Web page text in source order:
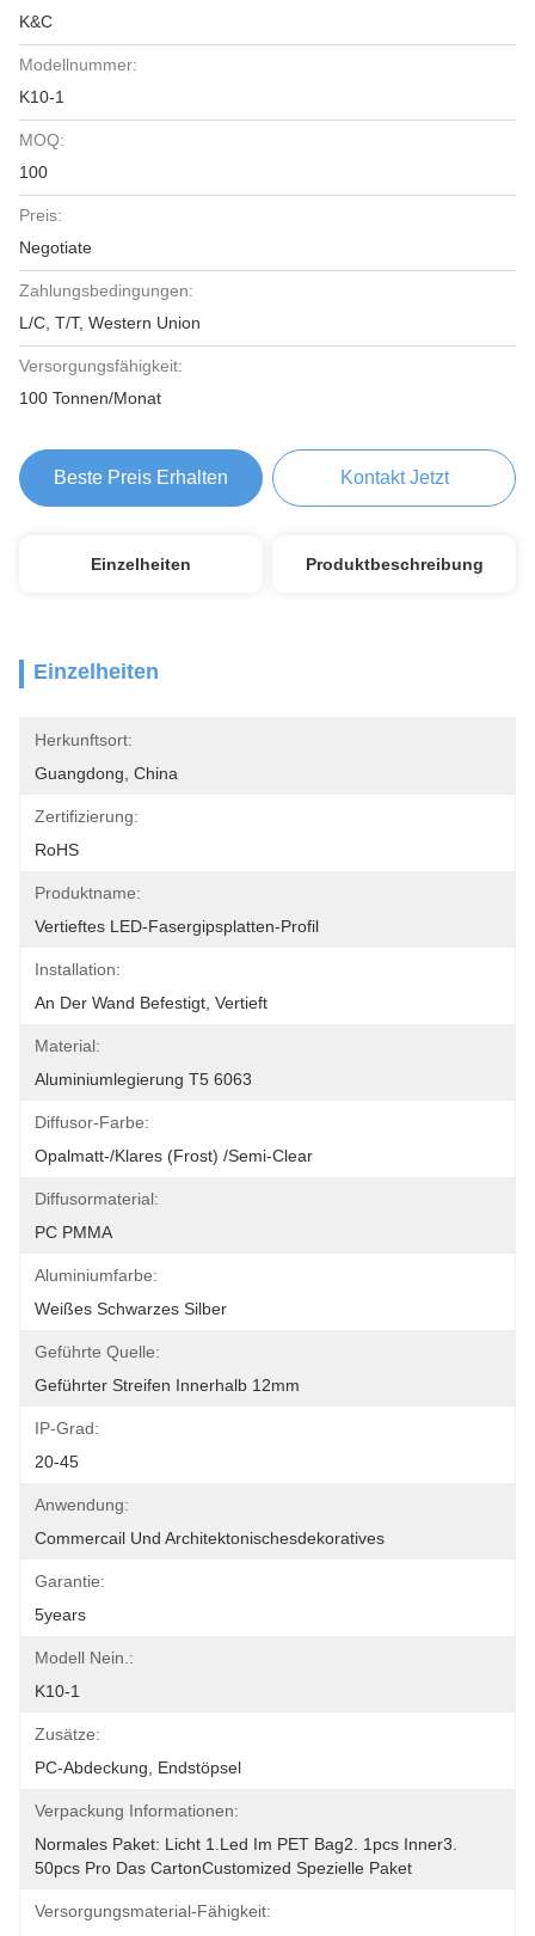
K&C
Modellnummer:
K10-1
MOQ:
100
Preis:
Negotiate
Zahlungsbedingungen:
L/C, T/T, Western Union
Versorgungsfähigkeit:
100 Tonnen/Monat
Beste Preis Erhalten Kontakt Jetzt
Einzelheiten Produktbeschreibung
Einzelheiten
Herkunftsort:
Guangdong, China
Zertifizierung:
RoHS
Produktname:
Vertieftes LED-Fasergipsplatten-Profil
Installation:
An Der Wand Befestigt, Vertieft
Material:
Aluminiumlegierung T5 6063
Diffusor-Farbe:
Opalmatt-/klares (Frost) /Semi-Clear
Diffusormaterial:
PC PMMA
Aluminiumfarbe:
Weißes Schwarzes Silber
Geführte Quelle:
Geführter Streifen Innerhalb 12mm
IP-Grad:
20-45
Anwendung:
Commercail Und Architektonischesdekoratives
Garantie:
5years
Modell Nein.:
K10-1
Zusätze:
PC-Abdeckung, Endstöpsel
Verpackung Informationen:
Normales Paket: Licht 1.led Im PET Bag2. 1pcs Inner3.
50pcs Pro Das CartonCustomized Spezielle Paket
Versorgungsmaterial-Fähigkeit: